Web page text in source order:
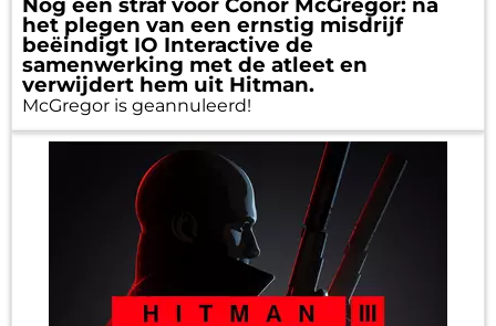
het plegen van een ernstig misdrijf
beëindigt IO Interactive de
samenwerking met de atleet en
verwijdert hem uit Hitman.
McGregor is geannuleerd!